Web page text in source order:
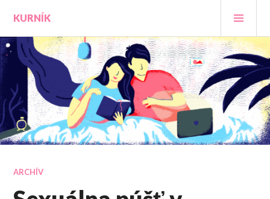
obsah
KURNÍK
ARCHÍV